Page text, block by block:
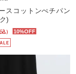
スコットンぺチパン
)
込） 10%OFF